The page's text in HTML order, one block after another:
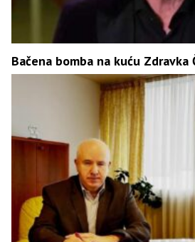
Bačena bomba na kuću Zdravka